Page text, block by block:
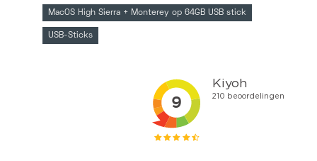
MacOS High Sierra + Monterey op 64GB USB stick
USB-Sticks